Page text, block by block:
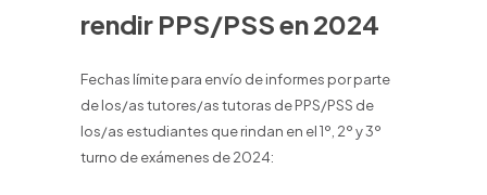
rendir PPS/PSS en 2024
Fechas límite para envío de informes por parte
de los/as tutores/as tutoras de PPS/PSS de
los/as estudiantes que rindan en el 1º, 2º y 3º
turno de exámenes de 2024: